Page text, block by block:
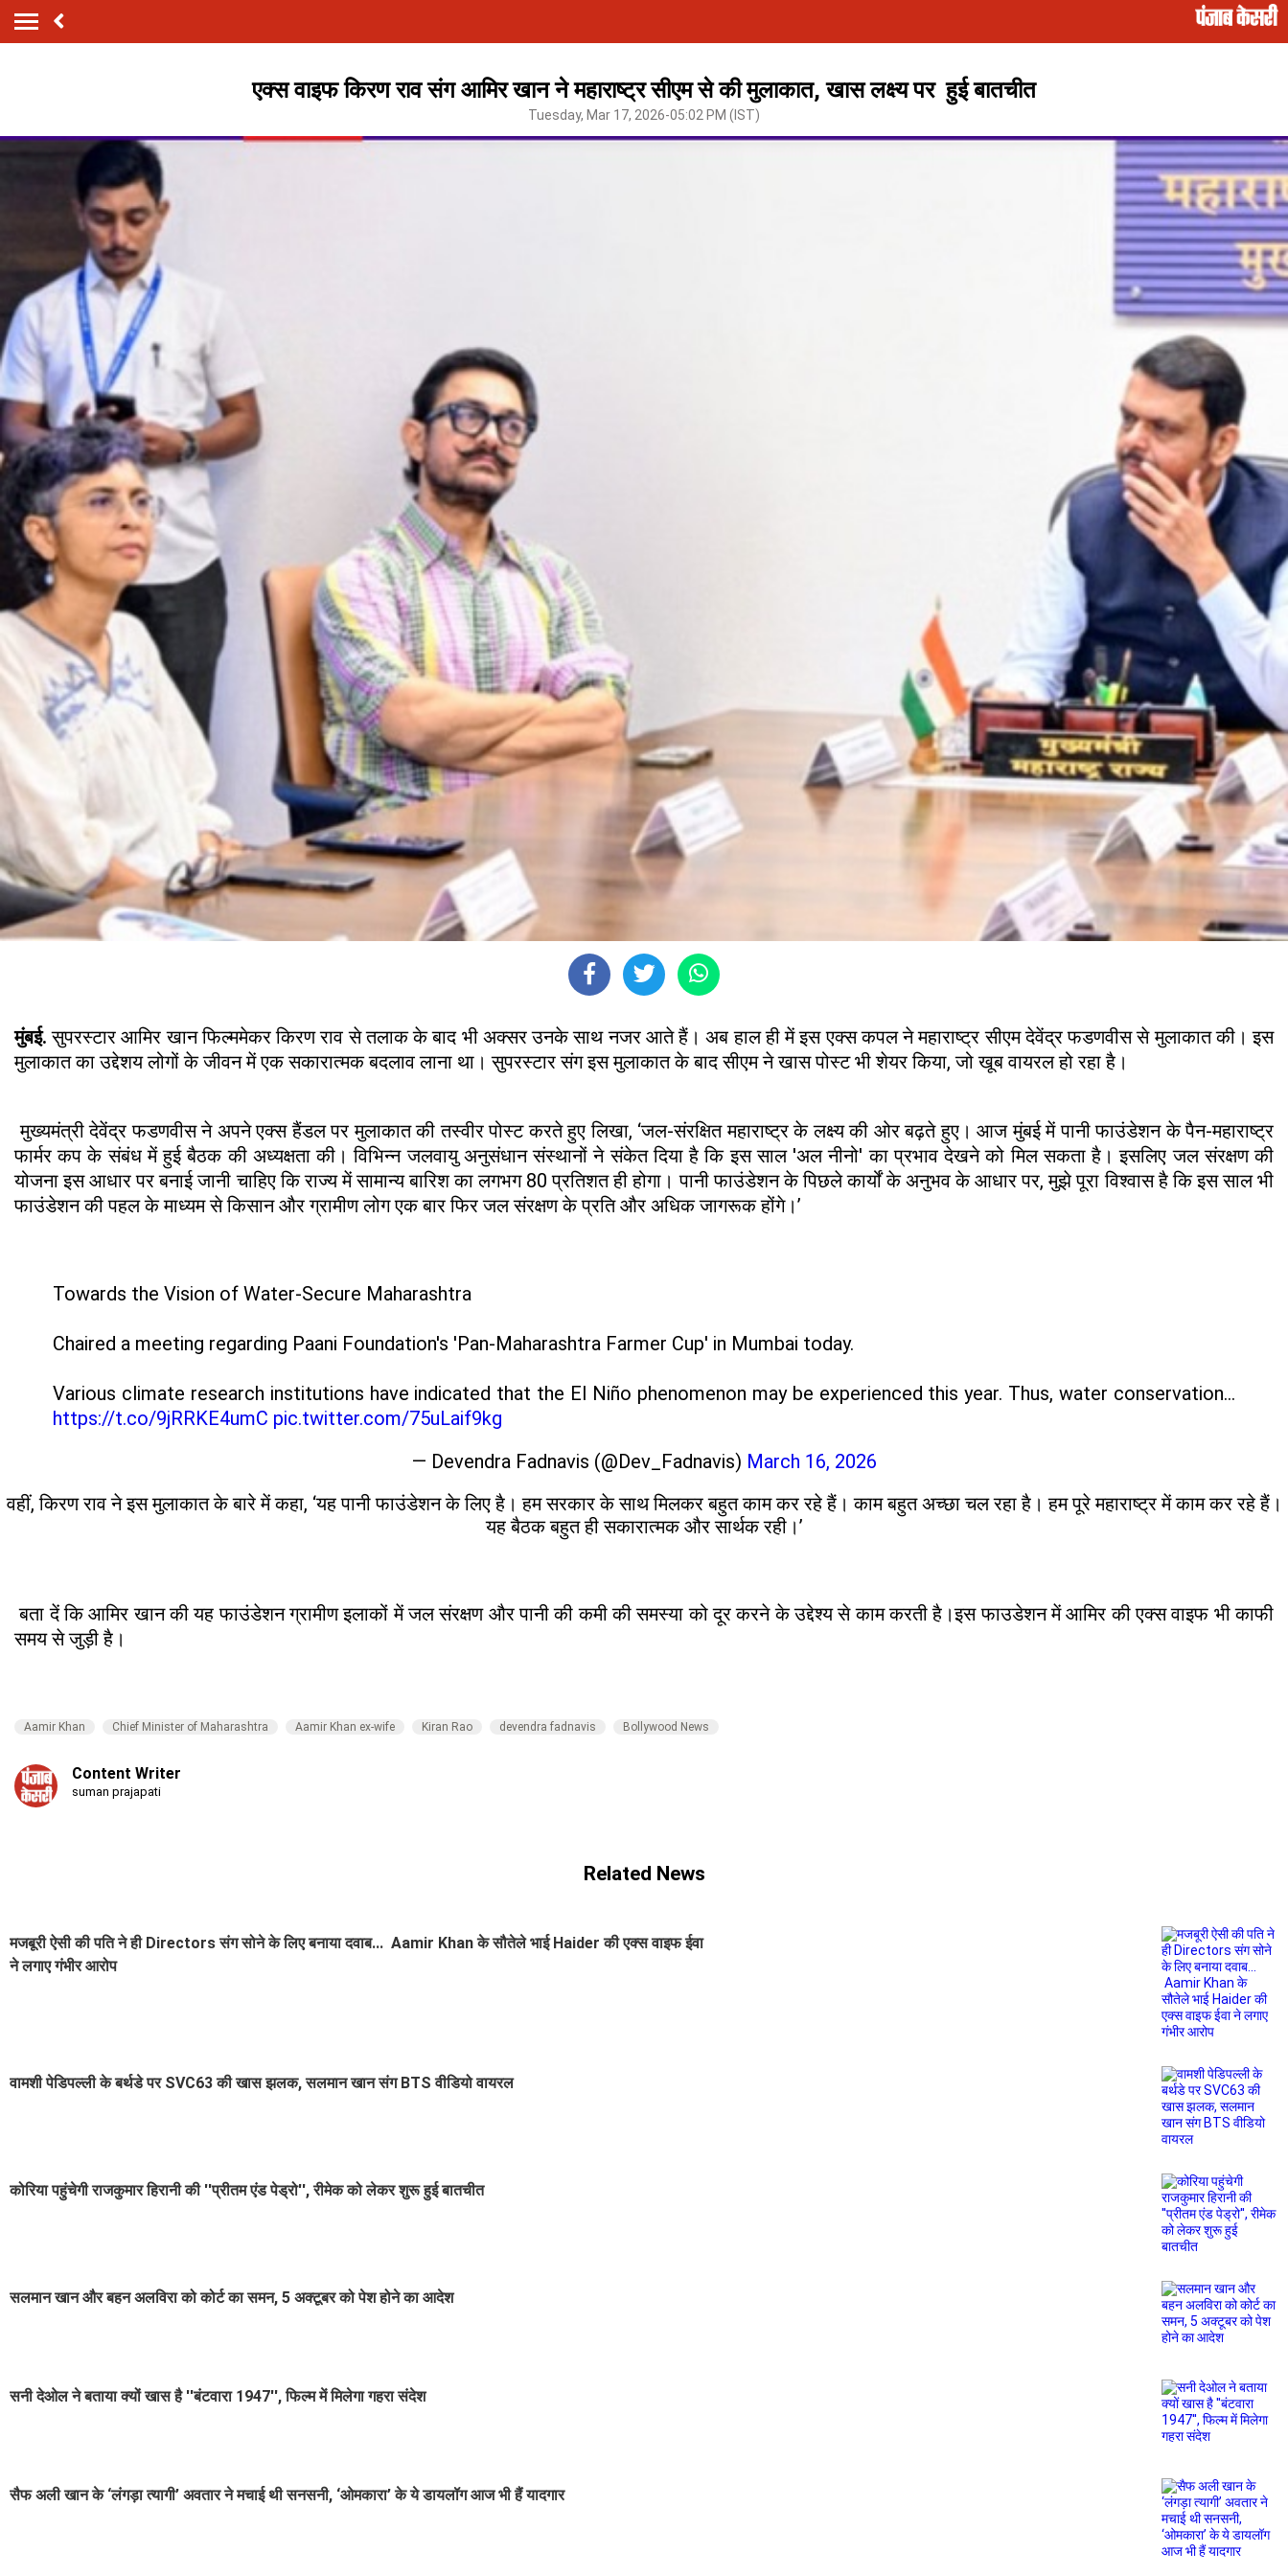
एक्स वाइफ किरण राव संग आमिर खान ने महाराष्ट्र सीएम से की मुलाकात, खास लक्ष्य पर हुई बातचीत
Tuesday, Mar 17, 2026-05:02 PM (IST)
मुंबई.सुपरस्टार आमिर खान फिल्ममेकर किरण राव से तलाक के बाद भी अक्सर उनके साथ नजर आते हैं। अब हाल ही में इस एक्स कपल ने महाराष्ट्र सीएम देवेंद्र फडणवीस से मुलाकात की। इस
मुलाकात का उद्देशय लोगों के जीवन में एक सकारात्मक बदलाव लाना था। सुपरस्टार संग इस मुलाकात के बाद सीएम ने खास पोस्ट भी शेयर किया, जो खूब वायरल हो रहा है।
मुख्यमंत्री देवेंद्र फडणवीस ने अपने एक्स हैंडल पर मुलाकात की तस्वीर पोस्ट करते हुए लिखा, ‘जल-संरक्षित महाराष्ट्र के लक्ष्य की ओर बढ़ते हुए। आज मुंबई में पानी फाउंडेशन के पैन-महाराष्ट्र
फार्मर कप के संबंध में हुई बैठक की अध्यक्षता की। विभिन्न जलवायु अनुसंधान संस्थानों ने संकेत दिया है कि इस साल 'अल नीनो' का प्रभाव देखने को मिल सकता है। इसलिए जल संरक्षण की
योजना इस आधार पर बनाई जानी चाहिए कि राज्य में सामान्य बारिश का लगभग 80 प्रतिशत ही होगा। पानी फाउंडेशन के पिछले कार्यों के अनुभव के आधार पर, मुझे पूरा विश्वास है कि इस साल भी
फाउंडेशन की पहल के माध्यम से किसान और ग्रामीण लोग एक बार फिर जल संरक्षण के प्रति और अधिक जागरूक होंगे।’
Towards the Vision of Water-Secure Maharashtra
Chaired a meeting regarding Paani Foundation's 'Pan-Maharashtra Farmer Cup' in Mumbai today.
Various climate research institutions have indicated that the El Niño phenomenon may be experienced this year. Thus, water conservation…
https://t.co/9jRRKE4umC pic.twitter.com/75uLaif9kg
— Devendra Fadnavis (@Dev_Fadnavis) March 16, 2026
वहीं, किरण राव ने इस मुलाकात के बारे में कहा, ‘यह पानी फाउंडेशन के लिए है। हम सरकार के साथ मिलकर बहुत काम कर रहे हैं। काम बहुत अच्छा चल रहा है। हम पूरे महाराष्ट्र में काम कर रहे हैं।
यह बैठक बहुत ही सकारात्मक और सार्थक रही।’
बता दें कि आमिर खान की यह फाउंडेशन ग्रामीण इलाकों में जल संरक्षण और पानी की कमी की समस्या को दूर करने के उद्देश्य से काम करती है।इस फाउडेशन में आमिर की एक्स वाइफ भी काफी
समय से जुड़ी है।
Aamir Khan Chief Minister of Maharashtra Aamir Khan ex-wife Kiran Rao devendra fadnavis Bollywood News
Content Writer
suman prajapati
Related News
मजबूरी ऐसी की पति ने ही Directors संग सोने के लिए बनाया दवाब... Aamir Khan के सौतेले भाई Haider की एक्स वाइफ ईवा
ने लगाए गंभीर आरोप
वामशी पेडिपल्ली के बर्थडे पर SVC63 की खास झलक, सलमान खान संग BTS वीडियो वायरल
कोरिया पहुंचेगी राजकुमार हिरानी की ''प्रीतम एंड पेड्रो'', रीमेक को लेकर शुरू हुई बातचीत
सलमान खान और बहन अलविरा को कोर्ट का समन, 5 अक्टूबर को पेश होने का आदेश
सनी देओल ने बताया क्यों खास है ''बंटवारा 1947'', फिल्म में मिलेगा गहरा संदेश
सैफ अली खान के ‘लंगड़ा त्यागी’ अवतार ने मचाई थी सनसनी, ‘ओमकारा’ के ये डायलॉग आज भी हैं यादगार